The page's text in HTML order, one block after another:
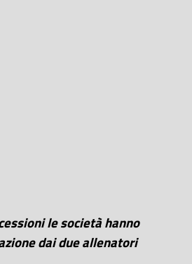
le società hanno
dai due allenatori